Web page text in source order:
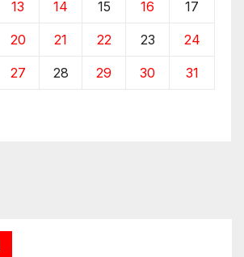
13 14 15 16 17
20 21 22 23 24
27 28 29 30 31